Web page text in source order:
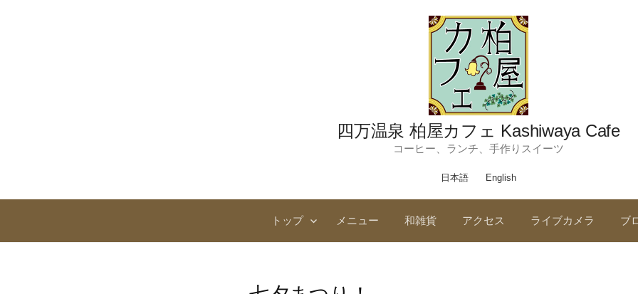
四万温泉 柏屋カフェ Kashiwaya Cafe
コーヒー、ランチ、手作りスイーツ
日本語 English
トップ メニュー 和雑貨 アクセス ライブカメラ ブ